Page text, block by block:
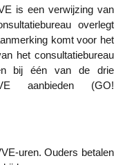
overlegt
komt voor het
het consultatiebureau
bij één van de drie
aanbieden (GO!